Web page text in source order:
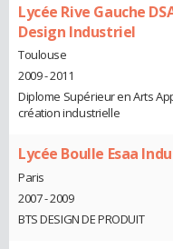
Lycée Rive Gauche
Design Industriel
Toulouse
2009 - 2011
Diplome Supérieur en Arts
création industrielle
Lycée Boulle Esaa
Paris
2007 - 2009
BTS DESIGN DE PRODUIT